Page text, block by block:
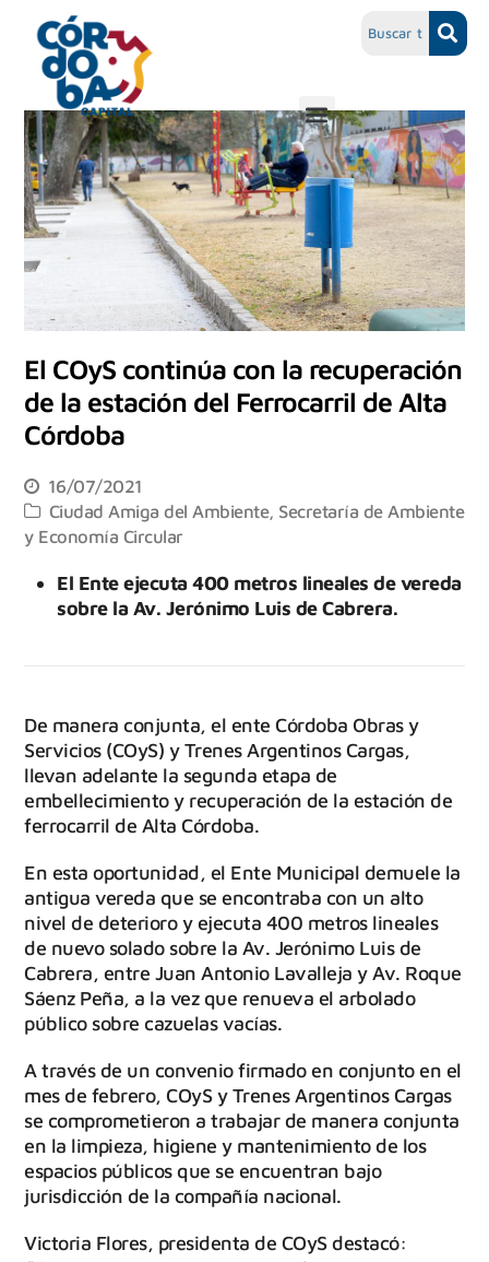
El COyS continúa con la recuperación
de la estación del Ferrocarril de Alta
Córdoba
16/07/2021
Ciudad Amiga del Ambiente, Secretaría de Ambiente
y Economía Circular
El Ente ejecuta 400 metros lineales de vereda
sobre la Av. Jerónimo Luis de Cabrera.
De manera conjunta, el ente Córdoba Obras y
Servicios (COyS) y Trenes Argentinos Cargas,
llevan adelante la segunda etapa de
embellecimiento y recuperación de la estación de
ferrocarril de Alta Córdoba.
En esta oportunidad, el Ente Municipal demuele la
antigua vereda que se encontraba con un alto
nivel de deterioro y ejecuta 400 metros lineales
de nuevo solado sobre la Av. Jerónimo Luis de
Cabrera, entre Juan Antonio Lavalleja y Av. Roque
Sáenz Peña, a la vez que renueva el arbolado
público sobre cazuelas vacías.
A través de un convenio firmado en conjunto en el
mes de febrero, COyS y Trenes Argentinos Cargas
se comprometieron a trabajar de manera conjunta
en la limpieza, higiene y mantenimiento de los
espacios públicos que se encuentran bajo
jurisdicción de la compañía nacional.
Victoria Flores, presidenta de COyS destacó: